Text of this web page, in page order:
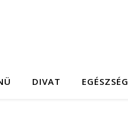
DIVAT EGÉSZSÉG